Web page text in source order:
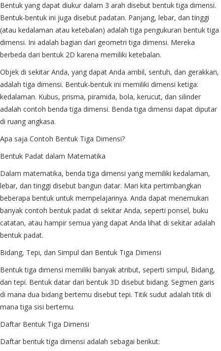
Bentuk yang dapat diukur dalam 3 arah disebut bentuk tiga dimensi.
Bentuk-bentuk ini juga disebut padatan. Panjang, lebar, dan tinggi
(atau kedalaman atau ketebalan) adalah tiga pengukuran bentuk tiga
dimensi. Ini adalah bagian dari geometri tiga dimensi. Mereka
berbeda dari bentuk 2D karena memiliki ketebalan.
Objek di sekitar Anda, yang dapat Anda ambil, sentuh, dan gerakkan,
adalah tiga dimensi. Bentuk-bentuk ini memiliki dimensi ketiga:
kedalaman. Kubus, prisma, piramida, bola, kerucut, dan silinder
adalah contoh benda tiga dimensi. Benda tiga dimensi dapat diputar
di ruang angkasa.
Apa saja Contoh Bentuk Tiga Dimensi?
Bentuk Padat dalam Matematika
Dalam matematika, benda tiga dimensi yang memiliki kedalaman,
lebar, dan tinggi disebut bangun datar. Mari kita pertimbangkan
beberapa bentuk untuk mempelajarinya. Anda dapat menemukan
banyak contoh bentuk padat di sekitar Anda, seperti ponsel, buku
catatan, atau hampir semua yang dapat Anda lihat di sekitar adalah
bentuk padat.
Bidang, Tepi, dan Simpul dari Bentuk Tiga Dimensi
Bentuk tiga dimensi memiliki banyak atribut, seperti simpul, Bidang,
dan tepi. Bentuk datar dari bentuk 3D disebut bidang. Segmen garis
di mana dua bidang bertemu disebut tepi. Titik sudut adalah titik di
mana tiga sisi bertemu.
Daftar Bentuk Tiga Dimensi
Daftar bentuk tiga dimensi adalah sebagai berikut: